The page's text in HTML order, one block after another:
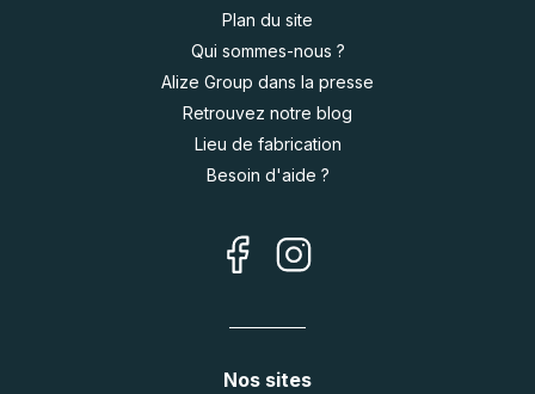
Plan du site
Qui sommes-nous ?
Alize Group dans la presse
Retrouvez notre blog
Lieu de fabrication
Besoin d'aide ?
Nos sites